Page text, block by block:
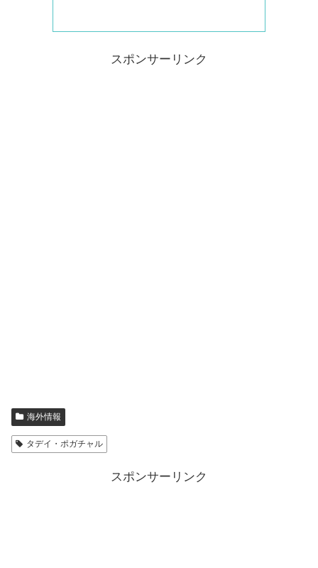
スポンサーリンク
海外情報
タデイ・ポガチャル
スポンサーリンク